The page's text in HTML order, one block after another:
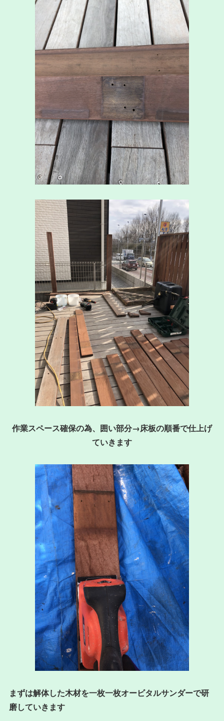
作業スペース確保の為、囲い部分→床板の順番で仕上げ
ていきます
まずは解体した木材を一枚一枚オービタルサンダーで研
磨していきます